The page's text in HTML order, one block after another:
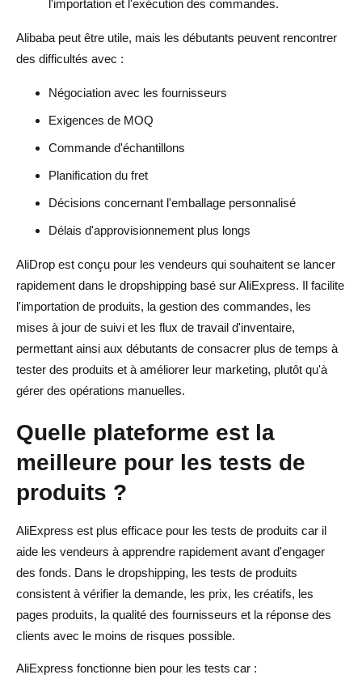
l'importation et l'exécution des commandes.
Alibaba peut être utile, mais les débutants peuvent rencontrer
des difficultés avec :
Négociation avec les fournisseurs
Exigences de MOQ
Commande d'échantillons
Planification du fret
Décisions concernant l'emballage personnalisé
Délais d'approvisionnement plus longs
AliDrop est conçu pour les vendeurs qui souhaitent se lancer
rapidement dans le dropshipping basé sur AliExpress. Il facilite
l'importation de produits, la gestion des commandes, les
mises à jour de suivi et les flux de travail d'inventaire,
permettant ainsi aux débutants de consacrer plus de temps à
tester des produits et à améliorer leur marketing, plutôt qu'à
gérer des opérations manuelles.
Quelle plateforme est la
meilleure pour les tests de
produits ?
AliExpress est plus efficace pour les tests de produits car il
aide les vendeurs à apprendre rapidement avant d'engager
des fonds. Dans le dropshipping, les tests de produits
consistent à vérifier la demande, les prix, les créatifs, les
pages produits, la qualité des fournisseurs et la réponse des
clients avec le moins de risques possible.
AliExpress fonctionne bien pour les tests car :